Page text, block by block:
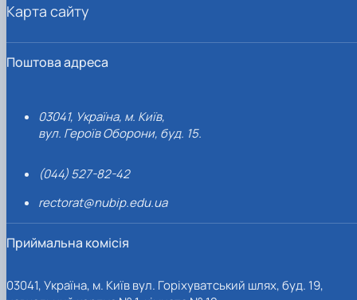
Поштова адреса
03041, Україна, м. Київ,
вул. Героїв Оборони, буд. 15.
(044) 527-82-42
rectorat@nubip.edu.ua
Приймальна комісія
03041, Україна, м. Київ вул. Горіхуватський шлях, буд. 19,
Карта сайту